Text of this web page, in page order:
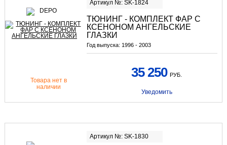
Артикул №: SK-1824
ТЮНИНГ - КОМПЛЕКТ ФАР С
КСЕНОНОМ АНГЕЛЬСКИЕ
ГЛАЗКИ
Год выпуска: 1996 - 2003
Товара нет в
наличии
35 250 РУБ.
Уведомить
Артикул №: SK-1830